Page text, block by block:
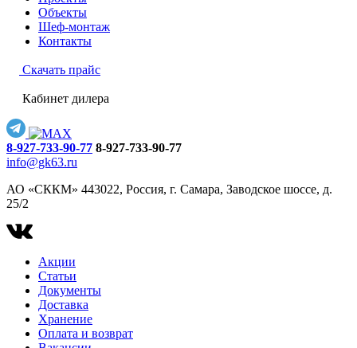
Объекты
Шеф-монтаж
Контакты
Скачать прайс
Кабинет дилера
8-927-733-90-77 8-927-733-90-77
info@gk63.ru
АО «СККМ» 443022, Россия, г. Самара, Заводское шоссе, д.
25/2
Акции
Статьи
Документы
Доставка
Хранение
Оплата и возврат